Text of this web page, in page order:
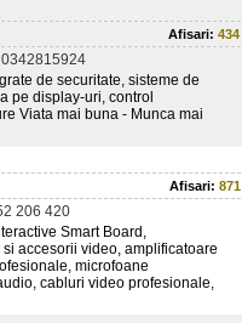
Afisari: 434
de securitate, sisteme de
pe display-uri, control
Viata mai buna - Munca mai
Afisari: 871
206 420
Smart Board,
accesorii video, amplificatoare
microfoane
cabluri video profesionale,